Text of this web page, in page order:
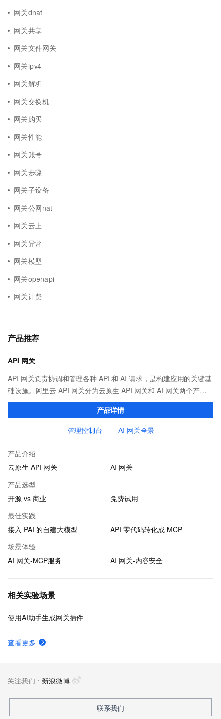
网关dnat
网关共享
网关文件网关
网关ipv4
网关解析
网关交换机
网关购买
网关性能
网关账号
网关步骤
网关子设备
网关公网nat
网关云上
网关异常
网关模型
网关openapi
网关计费
产品推荐
API 网关
API 网关负责协调和管理各种 API 和 AI 请求，是构建应用的关键基
础设施。阿里云 API 网关分为云原生 API 网关和 AI 网关两个产
品。
产品详情
管理控制台 AI 网关全景
产品介绍
云原生 API 网关
AI 网关
产品选型
开源 vs 商业
免费试用
最佳实践
接入 PAI 的自建大模型
API 零代码转化成 MCP
场景体验
AI 网关-MCP服务
AI 网关-内容安全
相关实验场景
使用AI助手生成网关插件
查看更多
关注我们： 新浪微博
联系我们